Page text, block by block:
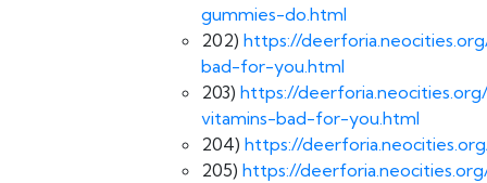
gummies-do.html
202) https://
bad-for-you.html
203) https://
vitamins-bad-for-you.html
204) https://
205) https://